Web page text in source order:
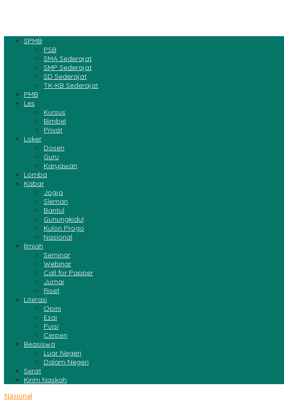
SPMB
PSB
SMA Sederajat
SMP Sederajat
SD Sederajat
TK-KB Sederajat
PMB
Les
Kursus
Bimbel
Privat
Loker
Dosen
Guru
Karyawan
Lomba
Kabar
Jogja
Sleman
Bantul
Gunungkidul
Kulon Progo
Nasional
Ilmiah
Seminar
Webinar
Call for Papper
Jurnai
Riset
Literasi
Opini
Esai
Puisi
Cerpen
Beasiswa
Luar Negeri
Dalam Negeri
Serat
Kirim Naskah
Nasional